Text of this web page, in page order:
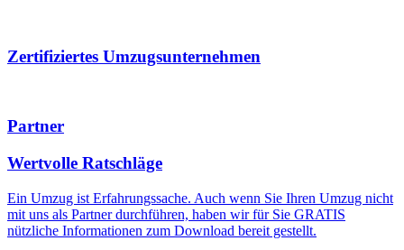
Zertifiziertes Umzugsunternehmen
Partner
Wertvolle Ratschläge
Ein Umzug ist Erfahrungssache. Auch wenn Sie Ihren Umzug nicht
mit uns als Partner durchführen, haben wir für Sie GRATIS
nützliche Informationen zum Download bereit gestellt.